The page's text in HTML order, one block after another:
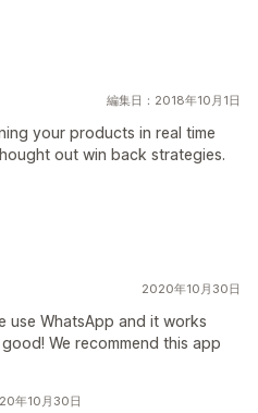
編集日：2018年10月1日
your products in real time
out win back strategies.
2020年10月30日
use WhatsApp and it works
We recommend this app
年10月30日